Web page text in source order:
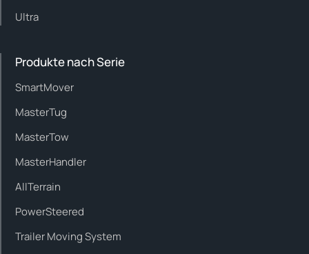
Ultra
Produkte nach Serie
SmartMover
MasterTug
MasterTow
MasterHandler
AllTerrain
PowerSteered
Trailer Moving System